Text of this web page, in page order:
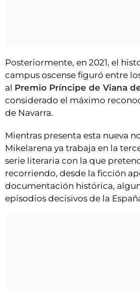
Posteriormente, en 2021, el
campus oscense figuró entre
al Premio Príncipe de Viana
considerado el máximo
de Navarra.
Mientras presenta esta nueva
Mikelarena ya trabaja en la
serie literaria con la que
recorriendo, desde la ficción
documentación histórica,
episodios decisivos de la